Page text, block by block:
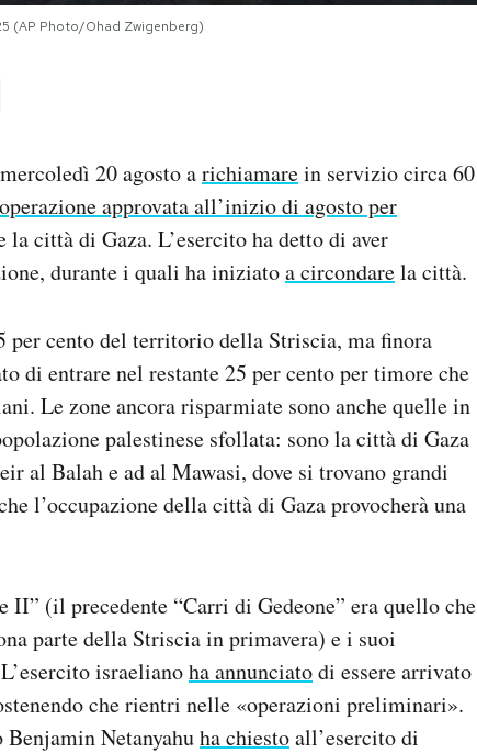
(AP Photo/Ohad Zwigenberg)
20 agosto arichiamarein servizio circa 60
approvata all’inizio di agosto per
la città di Gaza. L’esercito ha detto di aver
durante i quali ha iniziatoa circondarela città.
per cento del territorio della Striscia, ma finora
di entrare nel restante 25 per cento per timore che
Le zone ancora risparmiate sono anche quelle in
palestinese sfollata: sono la città di Gaza
al Balah e ad al Mawasi, dove si trovano grandi
l’occupazione della città di Gaza provocherà una
(il precedente “Carri di Gedeone” era quello che
parte della Striscia in primavera) e i suoi
israelianoha annunciatodi essere arrivato
che rientri nelle «operazioni preliminari».
Netanyahuha chiestoall’esercito di